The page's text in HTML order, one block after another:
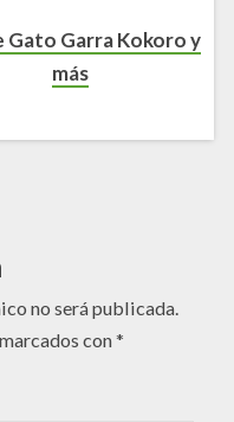
Gato Garra Kokoro y
más
no será publicada.
con*